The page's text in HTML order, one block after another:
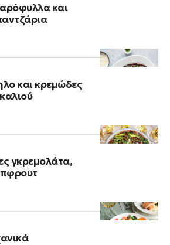
και
και κρεμώδες
γκρεμολάτα,